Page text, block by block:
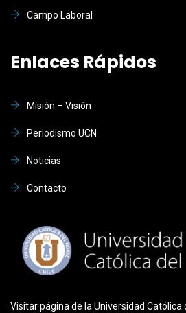
Campo Laboral
Enlaces Rápidos
Misión – Visión
Periodismo UCN
Noticias
Contacto
Visitar página de la Universidad Católica